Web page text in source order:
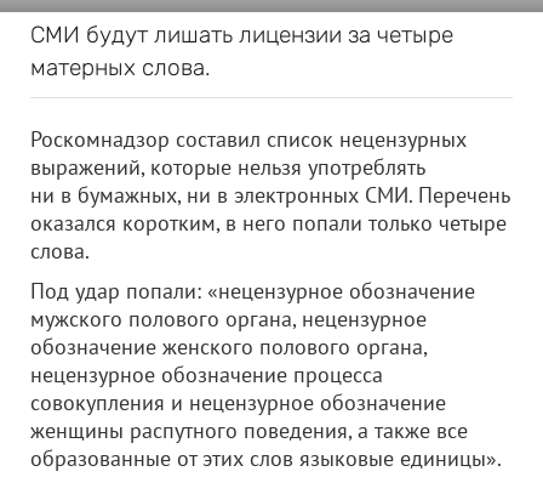
СМИ будут лишать лицензии за четыре
матерных слова.
Роскомнадзор составил список нецензурных
выражений, которые нельзя употреблять
ни в бумажных, ни в электронных СМИ. Перечень
оказался коротким, в него попали только четыре
слова.
Под удар попали: «нецензурное обозначение
мужского полового органа, нецензурное
обозначение женского полового органа,
нецензурное обозначение процесса
совокупления и нецензурное обозначение
женщины распутного поведения, а также все
образованные от этих слов языковые единицы».